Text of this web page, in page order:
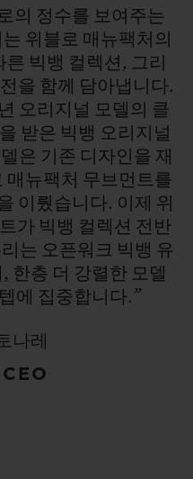
의 정수를 보여주는
는 위블로 매뉴팩처의
른 빅뱅 컬렉션, 그리
을 함께 담아냅니다.
오리지널 모델의 클
받은 빅뱅 오리지널
은 기존 디자인을 재
매뉴팩처 무브먼트를
이뤘습니다. 이제 위
가 빅뱅 컬렉션 전반
는 오픈워크 빅뱅 유
한층 더 강렬한 모델
에 집중합니다.”
나레
부티크 검색